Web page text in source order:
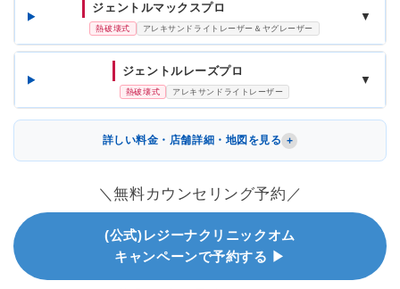
ジェントルマックスプロ
熱破壊式 アレキサンドライトレーザー＆ヤグレーザー
▼
ジェントルレーズプロ
熱破壊式 アレキサンドライトレーザー
▼
詳しい料金・店舗詳細・地図を見る
＼無料カウンセリング予約／
(公式)レジーナクリニックオム
キャンペーンで予約する ▶